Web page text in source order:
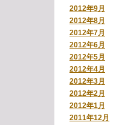
2012年9月
2012年8月
2012年7月
2012年6月
2012年5月
2012年4月
2012年3月
2012年2月
2012年1月
2011年12月